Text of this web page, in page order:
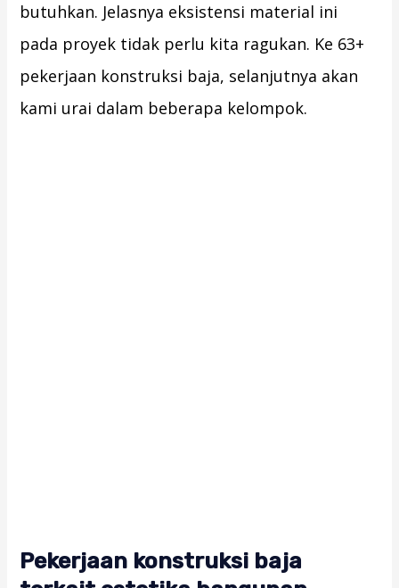
butuhkan. Jelasnya eksistensi material ini
pada proyek tidak perlu kita ragukan. Ke 63+
pekerjaan konstruksi baja, selanjutnya akan
kami urai dalam beberapa kelompok.
Pekerjaan konstruksi baja